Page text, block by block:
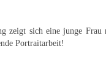
zeigt sich eine junge Frau
Portraitarbeit!